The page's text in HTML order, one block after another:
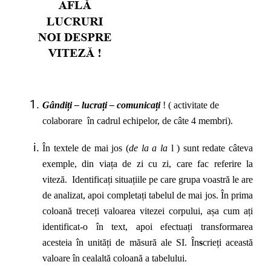
Gândiți – lucrați – comunicați ! ( activitate de
colaborare în cadrul echipelor, de câte 4 membri).
În textele de mai jos (de la a la l ) sunt redate câteva
exemple, din viața de zi cu zi, care fac referire la
viteză. Identificați situațiile pe care grupa voastră le are
de analizat, apoi completați tabelul de mai jos. În prima
coloană treceți valoarea vitezei corpului, așa cum ați
identificat-o în text, apoi efectuați transformarea
acesteia în unități de măsură ale SI. Înscrieți această
valoare în cealaltă coloană a tabelului.